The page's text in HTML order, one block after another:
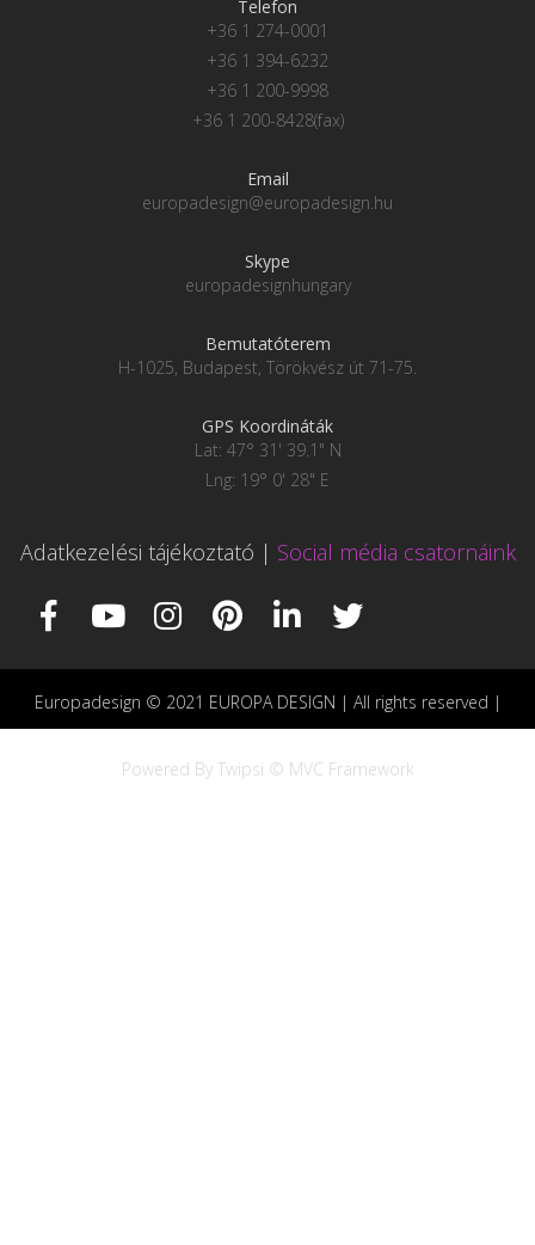
Telefon
+36 1 274-0001
+36 1 394-6232
+36 1 200-9998
+36 1 200-8428(fax)
Email
europadesign@europadesign.hu
Skype
europadesignhungary
Bemutatóterem
H-1025, Budapest, Törökvész út 71-75.
GPS Koordináták
Lat: 47° 31' 39.1" N
Lng: 19° 0' 28" E
Adatkezelési tájékoztató | Social média csatornáink
Europadesign © 2021 EUROPA DESIGN | All rights reserved |
Powered By Twipsi © MVC Framework